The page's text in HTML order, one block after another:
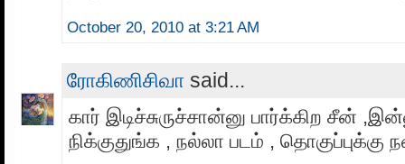
October 20, 2010 at 3:21 AM
ரோகிணிசிவா said...
கார் இடிச்சுருச்சான்னு பார்க்கிற சீன்
நிக்குதுங்க , நல்லா படம் , தொகுப்புக்கு